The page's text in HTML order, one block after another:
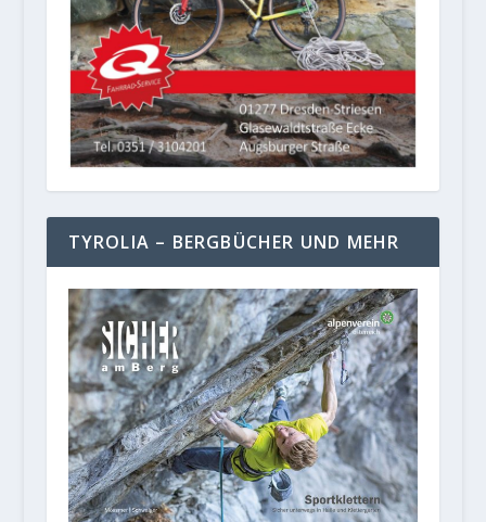
TYROLIA – BERGBÜCHER UND MEHR